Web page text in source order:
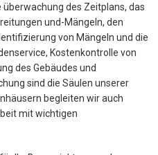
des Zeitplans, das
und-Mängeln, den
von Mängeln und die
Kostenkontrolle von
des Gebäudes und
sind die Säulen unserer
begleiten wir auch
mit wichtigen